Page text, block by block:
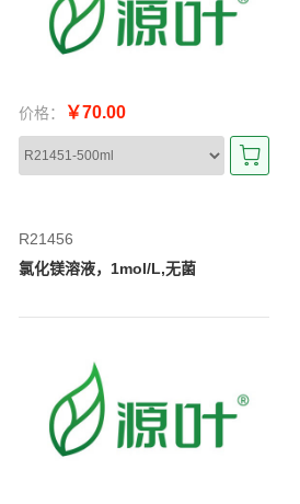
价格： ￥70.00
R21456
氯化镁溶液，1mol/L,无菌